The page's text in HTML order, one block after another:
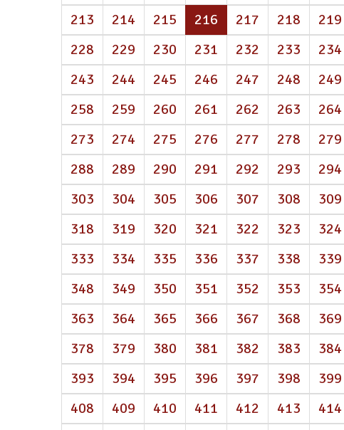
213
214 215 216 (atual)
217 218 219
228
229 230 231 232 233 234
243
244 245 246 247 248 249
258
259 260 261 262 263 264
273
274 275 276 277 278 279
288
289 290 291 292 293 294
303
304 305 306 307 308 309
318
319 320 321 322 323 324
333
334 335 336 337 338 339
348
349 350 351 352 353 354
363
364 365 366 367 368 369
378
379 380 381 382 383 384
393
394 395 396 397 398 399
408
409 410 411 412 413 414